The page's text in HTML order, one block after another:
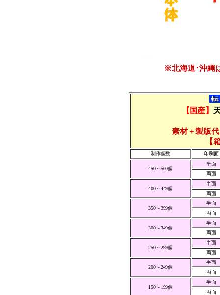
※北海道･沖縄
【国産】
素材＋製版
【
制作個数 印刷面
450～500個
半面
両面
400～449個
半面
両面
350～399個
半面
両面
300～349個
半面
両面
250～299個
半面
両面
200～249個
半面
両面
150～199個
半面
両面